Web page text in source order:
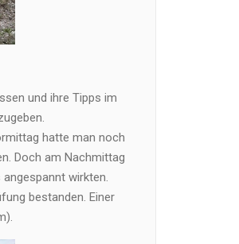
und ihre Tipps im
hatte man noch
Doch am Nachmittag
wirkten.
bestanden. Einer